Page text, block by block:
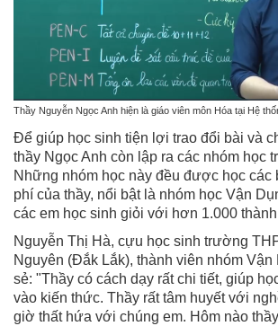
Thầy Nguyễn Ngọc Anh hiện là giáo viên môn Hóa tại Hệ
Để giúp học sinh tiện lợi trao đổi bài và
thầy Ngọc Anh còn lập ra các nhóm học
Những nhóm học này đều được học các
phí của thầy, nổi bật là nhóm học Vận
các em học sinh giỏi với hơn 1.000
Nguyễn Thị Hà, cựu học sinh trường
Nguyên (Đắk Lắk), thành viên nhóm Vận
sẻ: "Thầy có cách dạy rất chi tiết, giúp
vào kiến thức. Thầy rất tâm huyết với
giờ thất hứa với chúng em. Hôm nào